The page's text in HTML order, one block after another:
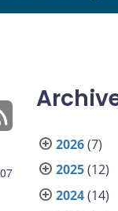
2026(7)
2025(12)
2024(14)